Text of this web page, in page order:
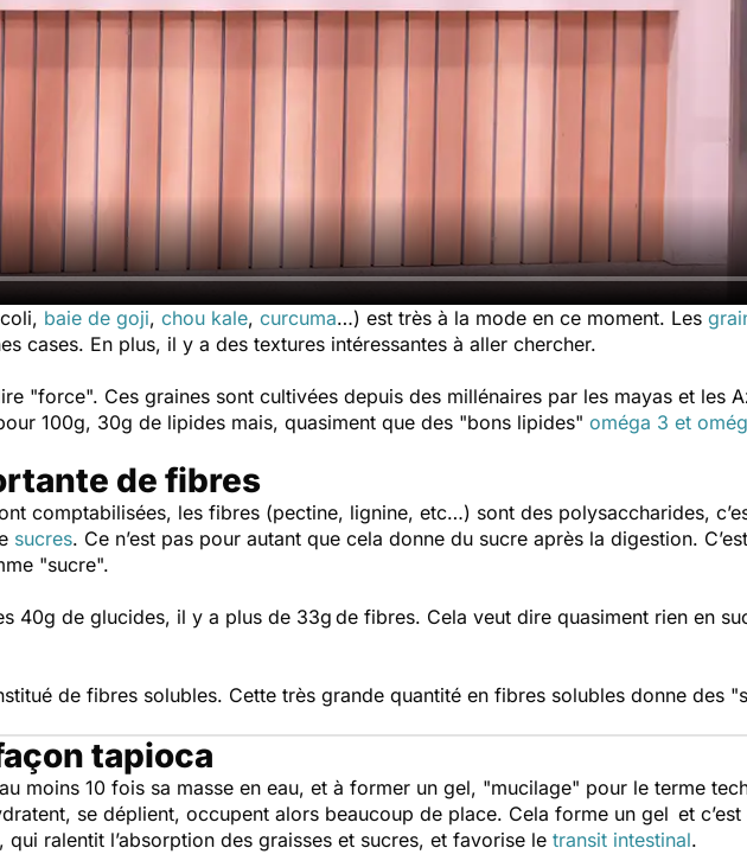
baie de goji, chou kale, curcuma…) est très à la mode en ce moment. Les
cases. En plus, il y a des textures intéressantes à aller chercher.
"force". Ces graines sont cultivées depuis des millénaires par les mayas et les
100g, 30g de lipides mais, quasiment que des "bons lipides" oméga 3 et
de fibres
comptabilisées, les fibres (pectine, lignine, etc…) sont des polysaccharides,
sucres. Ce n’est pas pour autant que cela donne du sucre après la digestion.
"sucre".
40g de glucides, il y a plus de 33g de fibres. Cela veut dire quasiment rien en
de fibres solubles. Cette très grande quantité en fibres solubles donne des
tapioca
moins 10 fois sa masse en eau, et à former un gel, "mucilage" pour le terme
se déplient, occupent alors beaucoup de place. Cela forme un gel et
ralentit l’absorption des graisses et sucres, et favorise le transit intestinal.